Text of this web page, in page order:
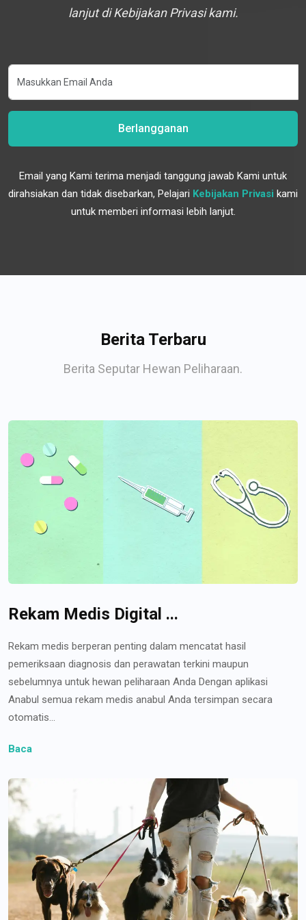
lanjut di Kebijakan Privasi kami.
Berlangganan
Email yang Kami terima menjadi tanggung jawab Kami untuk
dirahsiakan dan tidak disebarkan, Pelajari Kebijakan Privasi kami
untuk memberi informasi lebih lanjut.
Berita Terbaru
Berita Seputar Hewan Peliharaan.
Rekam Medis Digital ...
Rekam medis berperan penting dalam mencatat hasil
pemeriksaan diagnosis dan perawatan terkini maupun
sebelumnya untuk hewan peliharaan Anda Dengan aplikasi
Anabul semua rekam medis anabul Anda tersimpan secara
otomatis...
Baca